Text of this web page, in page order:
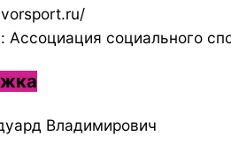
Ассоциация социального
Владимирович